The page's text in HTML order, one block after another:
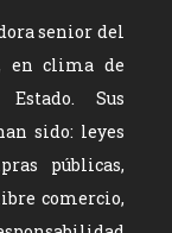
senior del
en clima de
Sus
sido: leyes
públicas,
comercio,